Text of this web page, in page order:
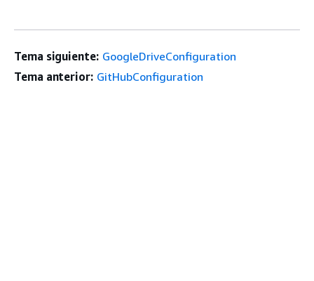
Tema siguiente: GoogleDriveConfiguration
Tema anterior: GitHubConfiguration